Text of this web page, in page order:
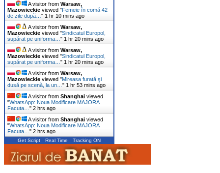
A visitor from Warsaw,
Mazowieckie viewed "Femeie în comă 42
de zile după… " 1 hr 10 mins ago
A visitor from Warsaw,
Mazowieckie viewed "Sindicatul Europol,
supărat pe uniforma… " 1 hr 20 mins ago
A visitor from Warsaw,
Mazowieckie viewed "Sindicatul Europol,
supărat pe uniforma… " 1 hr 20 mins ago
A visitor from Warsaw,
Mazowieckie viewed "Mireasa furată şi
dusă pe scenă, la un… " 1 hr 53 mins ago
A visitor from Shanghai viewed
"WhatsApp: Noua Modificare MAJORA
Facuta… " 2 hrs ago
A visitor from Shanghai viewed
"WhatsApp: Noua Modificare MAJORA
Facuta… " 2 hrs ago
Get Script Real Time Tracking ON